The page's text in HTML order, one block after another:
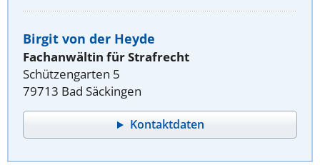
Birgit von der Heyde
Fachanwältin für Strafrecht
Schützengarten 5
79713 Bad Säckingen
Kontaktdaten